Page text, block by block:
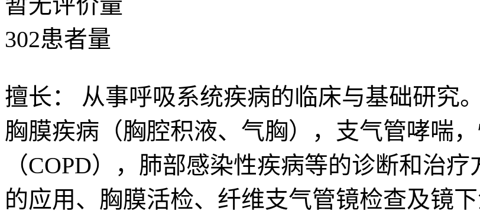
302患者量
擅长：
从事呼吸系统疾病的临床与基础研究
胸膜疾病（胸腔积液、气胸），支气管哮喘
（COPD），肺部感染性疾病等的诊断和治
的应用、胸膜活检、纤维支气管镜检查及镜下